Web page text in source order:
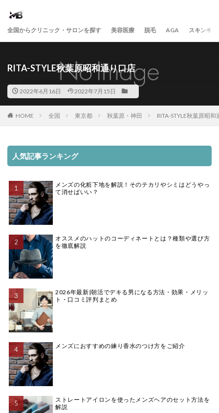
全国からクリニック・サロンを探す 美容医療 脱毛 AGA スキンケア
RITA-STYLE秋葉原昭和通り口店
2022年6月16日 2022年7月15日
HOME 全国 東京都 秋葉原・神田 RITA-STYLE秋葉原昭和
人気記事ランキング
メンズの化粧下地を解説！そのテカリやシミはどうやっ
て消せばいい？
オススメのハットのコーディネートとは？種類や選び方
を徹底解説
2026年最新|朝活でデキる男になる方法・効果・メリッ
ト・口コミ評判まとめ
メンズにおすすめの練り香水のつけ方をご紹介
ストレートアイロンを使ったメンズヘアのセット方法を
解説